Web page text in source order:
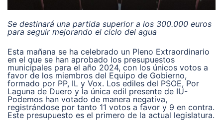
Se destinará una partida superior a los 300.000 euros
para seguir mejorando el ciclo del agua
Esta mañana se ha celebrado un Pleno Extraordinario
en el que se han aprobado los presupuestos
municipales para el año 2024, con los únicos votos a
favor de los miembros del Equipo de Gobierno,
formado por PP, IL y Vox. Los ediles del PSOE, Por
Laguna de Duero y la única edil presente de IU-
Podemos han votado de manera negativa,
registrándose por tanto 11 votos a favor y 9 en contra.
Este presupuesto es el primero de la actual legislatura.